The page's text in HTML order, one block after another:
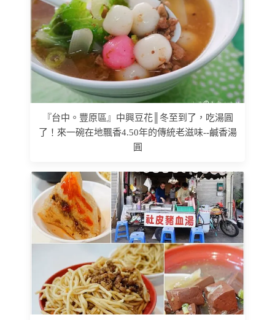
『台中。豐原區』中興豆花║冬至到了，吃湯圓
了！來一碗在地飄香4.50年的傳統老滋味--鹹香湯
圓